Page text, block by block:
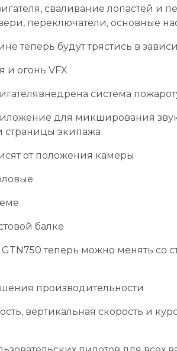
сваливание лопастей и
переключатели, основные
теперь будут трястись в
и огонь VFX
система
для микширования
страницы экипажа
от положения камеры
балке
теперь можно менять со
производительности
вертикальная скорость и